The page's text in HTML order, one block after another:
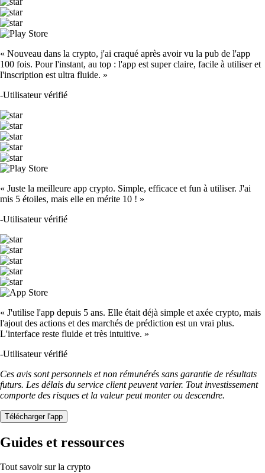
« Nouveau dans la crypto, j'ai craqué après avoir vu la pub de l'app
100 fois. Pour l'instant, au top : l'app est super claire, facile à utiliser et
l'inscription est ultra fluide. »
-Utilisateur vérifié
« Juste la meilleure app crypto. Simple, efficace et fun à utiliser. J'ai
mis 5 étoiles, mais elle en mérite 10 ! »
-Utilisateur vérifié
« J'utilise l'app depuis 5 ans. Elle était déjà simple et axée crypto, mais
l'ajout des actions et des marchés de prédiction est un vrai plus.
L'interface reste fluide et très intuitive. »
-Utilisateur vérifié
Ces avis sont personnels et non rémunérés sans garantie de résultats
futurs. Les délais du service client peuvent varier. Tout investissement
comporte des risques et la valeur peut monter ou descendre.
Télécharger l'app
Guides et ressources
Tout savoir sur la crypto